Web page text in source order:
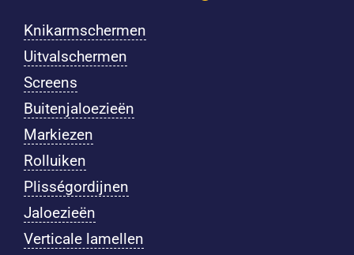
Knikarmschermen
Uitvalschermen
Screens
Buitenjaloezieën
Markiezen
Rolluiken
Plisségordijnen
Jaloezieën
Verticale lamellen